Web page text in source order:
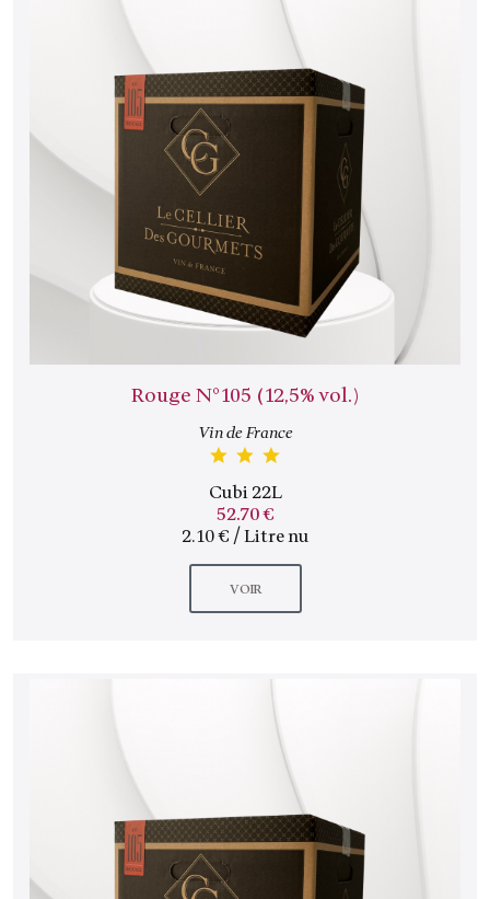
Rouge N°105 (12,5% vol.)
Vin de France
Cubi 22L
52.70 €
2.10 € / Litre nu
VOIR